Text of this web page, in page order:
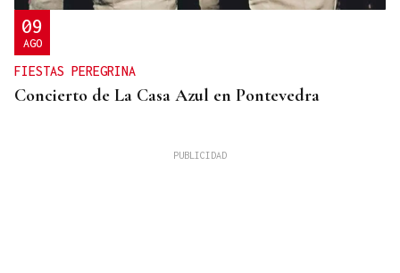
09
AGO
FIESTAS PEREGRINA
Concierto de La Casa Azul en Pontevedra